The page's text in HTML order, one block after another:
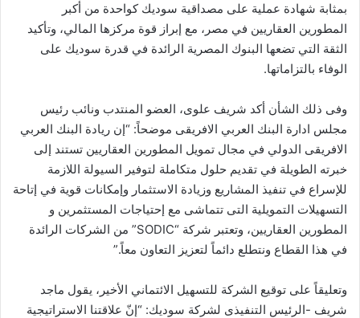
بمثابة شهادة عملية على مصداقية سوديك كواحدة من أكبر
المطورين العقاريين في مصر، مع إبراز قوة مركزها المالي، وتأكيد
الثقة التي تضعها البنوك المصرية الرائدة في قدرة سوديك على
الوفاء بالتزاماتها.
وفى ذلك الشأن أكد شريف علوى، العضو المنتدب ونائب رئيس
مجلس ادارة البنك العربي الافريقى موضحاً: “إن ريادة البنك العربي
الافريقى الدولي في مجال تمويل المطورين العقاريين تستند إلى
خبرته الطويلة في تقديم حلول متكاملة لتوفير السيولة اللازمة
للإسراع في تنفيذ المشاريع وزيادة الاستثمار وإمكانات قوية في إتاحة
التسهيلات التمويلية التى تتماشى مع إحتياجات المستثمرين و
المطورين العقاريين، وتعتبر شركة “SODIC” من الشركات الرائدة
في هذا القطاع ونتطلع دائماً لتعزيز التعاون معاً.”
وتعليقاً على توقيع الشركة للتسهيل الائتماني الأخير، يقول ماجد
شريف -الرئيس التنفيذى لشركة سوديك: “إنّ علاقتنا الاستراتيجية